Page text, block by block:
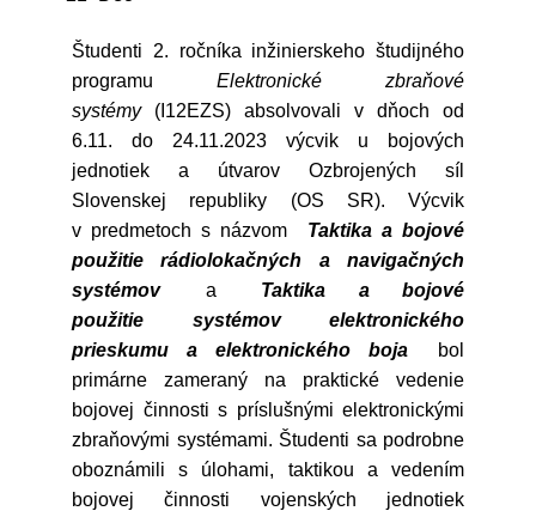
Študenti 2. ročníka inžinierskeho študijného
programu Elektronické zbraňové
systémy(I12EZS) absolvovali v dňoch od
6.11. do 24.11.2023 výcvik u bojových
jednotiek a útvarov Ozbrojených síl
Slovenskej republiky (OS SR). Výcvik
v predmetoch s názvom
Taktika a bojové
použitie rádiolokačných a navigačných
systémov
a
Taktika a bojové
použitie systémov elektronického
prieskumu a elektronického boja
bol
primárne zameraný na praktické vedenie
bojovej činnosti s príslušnými elektronickými
zbraňovými systémami. Študenti sa podrobne
oboznámili s úlohami, taktikou a vedením
bojovej činnosti vojenských jednotiek